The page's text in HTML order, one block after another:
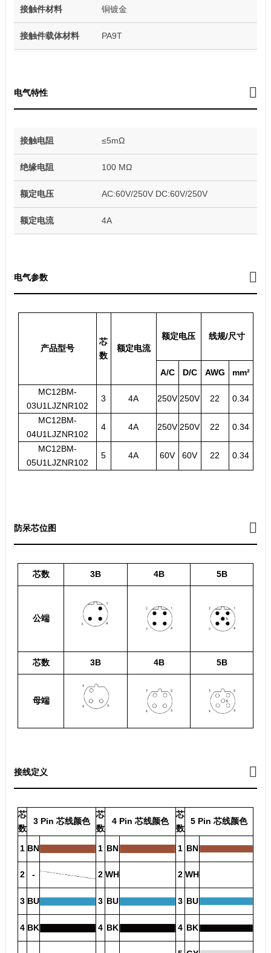
接触件材料 铜镀金
接触件载体材料 PA9T
电气特性
接触电阻 ≤5mΩ
绝缘电阻 100 MΩ
额定电压 AC:60V/250V DC:60V/250V
额定电流 4A
电气参数
产品型号
芯
数
额定电流
额定电压 线规/尺寸
A/C D/C AWG
mm²
MC12BM-
03U1LJZNR102
3 4A 250V 250V 22 0.34
MC12BM-
04U1LJZNR102
4 4A 250V 250V 22 0.34
MC12BM-
05U1LJZNR102
5 4A 60V 60V 22 0.34
防呆芯位图
芯数 3B 4B 5B
公端
芯数 3B 4B 5B
母端
接线定义
芯
数
3 Pin 芯线颜色
芯
数
4 Pin 芯线颜色
芯
数
5 Pin 芯线颜色
1 BN 1 BN 1 BN
2 - 2 WH 2 WH
3 BU 3 BU 3 BU
4 BK 4 BK 4 BK